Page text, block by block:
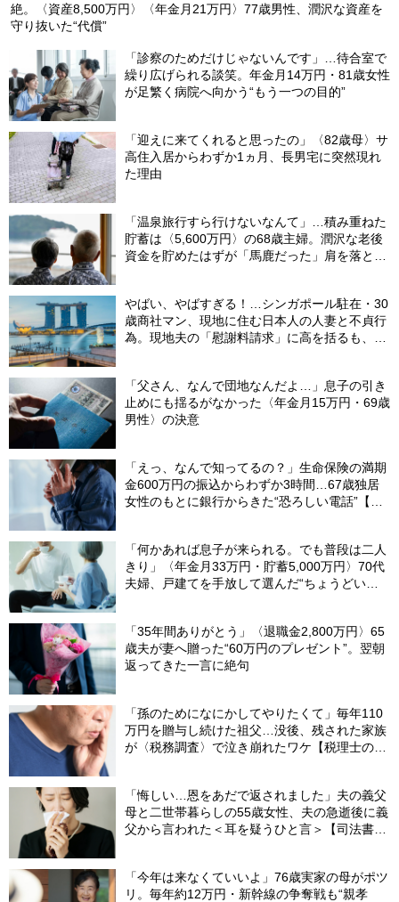
絶。〈資産8,500万円〉〈年金月21万円〉77歳男性、潤沢な資産を
守り抜いた“代償”
「診察のためだけじゃないんです」…待合室で
繰り広げられる談笑。年金月14万円・81歳女性
が足繁く病院へ向かう“もう一つの目的”
「迎えに来てくれると思ったの」〈82歳母〉サ
高住入居からわずか1ヵ月、長男宅に突然現れ
た理由
「温泉旅行すら行けないなんて」…積み重ねた
貯蓄は〈5,600万円〉の68歳主婦。潤沢な老後
資金を貯めたはずが「馬鹿だった」肩を落とす
やばい、やばすぎる！…シンガポール駐在・30
歳商社マン、現地に住む日本人の人妻と不貞行
為。現地夫の「慰謝料請求」に高を括るも、
「父さん、なんで団地なんだよ…」息子の引き
止めにも揺るがなかった〈年金月15万円・69歳
男性〉の決意
「えっ、なんで知ってるの？」生命保険の満期
金600万円の振込からわずか3時間…67歳独居
女性のもとに銀行からきた“恐ろしい電話”【FP
「何かあれば息子が来られる。でも普段は二人
きり」〈年金月33万円・貯蓄5,000万円〉70代
夫婦、戸建てを手放して選んだ“ちょうどいい
「35年間ありがとう」〈退職金2,800万円〉65
歳夫が妻へ贈った“60万円のプレゼント”。翌朝
返ってきた一言に絶句
「孫のためになにかしてやりたくて」毎年110
万円を贈与し続けた祖父…没後、残された家族
が〈税務調査〉で泣き崩れたワケ【税理士の助
「悔しい…恩をあだで返されました」夫の義父
母と二世帯暮らしの55歳女性、夫の急逝後に義
父から言われた＜耳を疑うひと言＞【司法書士
「今年は来なくていいよ」76歳実家の母がポツ
リ。毎年約12万円・新幹線の争奪戦も“親孝